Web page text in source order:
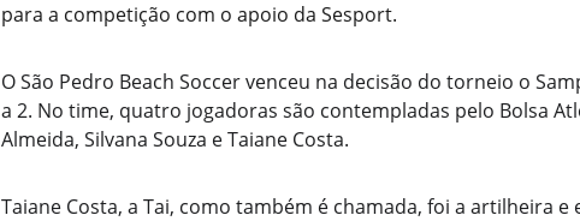
para a competição com o apoio da Sesport.
O São Pedro Beach Soccer venceu na decisão do torneio o
a 2. No time, quatro jogadoras são contempladas pelo Bolsa
Almeida, Silvana Souza e Taiane Costa.
Taiane Costa, a Tai, como também é chamada, foi a artilheira